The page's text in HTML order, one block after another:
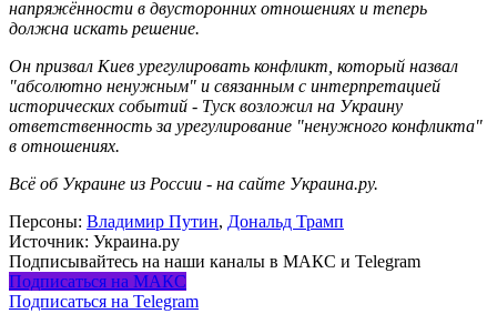
напряжённости в двусторонних отношениях и теперь
должна искать решение.
Он призвал Киев урегулировать конфликт, который назвал
"абсолютно ненужным" и связанным с интерпретацией
исторических событий - Туск возложил на Украину
ответственность за урегулирование "ненужного конфликта"
в отношениях.
Всё об Украине из России - на сайте Украина.ру.
Персоны: Владимир Путин, Дональд Трамп
Источник: Украина.ру
Подписывайтесь на наши каналы в МАКС и Telegram
Подписаться на МАКС
Подписаться на Telegram